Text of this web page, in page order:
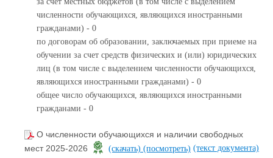
численности обучающихся, являющихся иностранными
гражданами) - 0
по договорам об образовании, заключаемых при приеме на
обучении за счет средств физических и (или) юридических
лиц (в том числе с выделением численности обучающихся,
являющихся иностранными гражданами) - 0
общее число обучающихся, являющихся иностранными
гражданами - 0
О численности обучающихся и наличии свободных
мест 2025-2026
(скачать) (посмотреть) (текст документа)